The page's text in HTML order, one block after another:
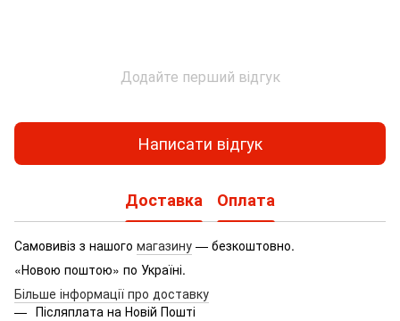
Додайте перший відгук
Написати відгук
Доставка Оплата
Самовивіз з нашого магазину — безкоштовно.
«Новою поштою» по Україні.
Більше інформації про доставку
Післяплата на Новій Пошті